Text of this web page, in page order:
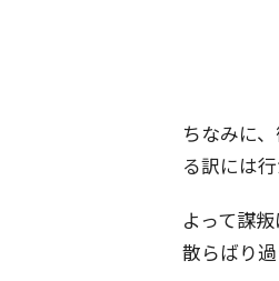
ちなみに
る訳には
よって謀
散らばり